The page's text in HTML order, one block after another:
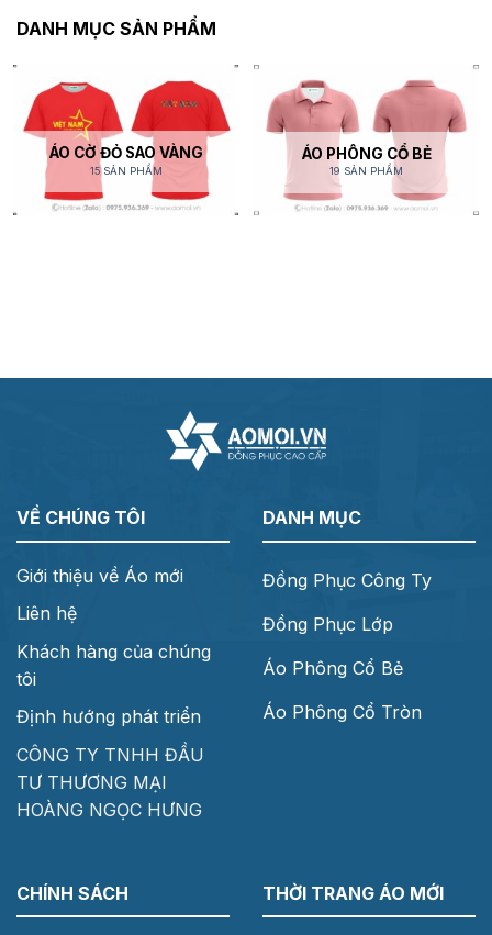
DANH MỤC SẢN PHẨM
ÁO CỜ ĐỎ SAO VÀNG
15 SẢN PHẨM
ÁO PHÔNG CỔ BẺ
19 SẢN PHẨM
VỀ CHÚNG TÔI
Giới thiệu về Áo mới
Liên hệ
Khách hàng của chúng
tôi
Định hướng phát triển
CÔNG TY TNHH ĐẦU
TƯ THƯƠNG MẠI
HOÀNG NGỌC HƯNG
DANH MỤC
Đồng Phục Công Ty
Đồng Phục Lớp
Áo Phông Cổ Bẻ
Áo Phông Cổ Tròn
CHÍNH SÁCH THỜI TRANG ÁO MỚI